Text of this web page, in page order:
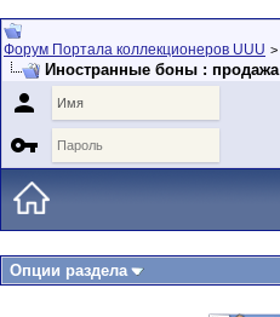
Форум Портала коллекционеров UUU >
Иностранные боны : продажа


Опции раздела